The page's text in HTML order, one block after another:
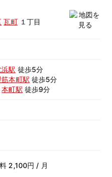
瓦町 １丁目
浜駅 徒歩5分
筋本町駅 徒歩5分
本町駅 徒歩9分
2,100円 / 月